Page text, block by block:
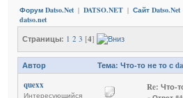
Форум Datso.Net | DATSO.NET | Сайт Datso.Net
datso.net
Страницы: 1 2 3 [4]
Автор
Тема: Что-то не то с
quexx
Интересующийся
Re: Что-